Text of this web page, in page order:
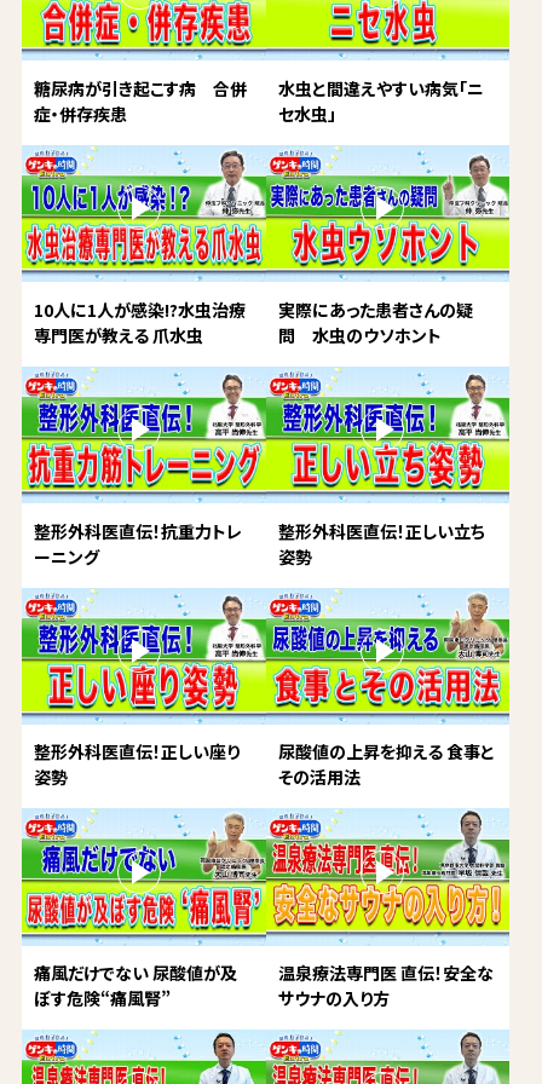
糖尿病が引き起こす病 合併
症・併存疾患
水虫と間違えやすい病気「ニ
セ水虫」
10人に1人が感染!?水虫治療
専門医が教える 爪水虫
実際にあった患者さんの疑
問 水虫のウソホント
整形外科医直伝！抗重力トレ
ーニング
整形外科医直伝！正しい立ち
姿勢
整形外科医直伝！正しい座り
姿勢
尿酸値の上昇を抑える 食事と
その活用法
痛風だけでない 尿酸値が及
ぼす危険“痛風腎”
温泉療法専門医 直伝！安全な
サウナの入り方